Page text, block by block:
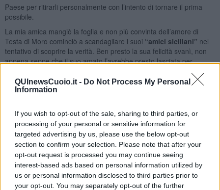
QUInewsCuoio.it - Do Not Process My Personal
Information
If you wish to opt-out of the sale, sharing to third parties, or
processing of your personal or sensitive information for
targeted advertising by us, please use the below opt-out
section to confirm your selection. Please note that after your
opt-out request is processed you may continue seeing
interest-based ads based on personal information utilized by
us or personal information disclosed to third parties prior to
your opt-out. You may separately opt-out of the further
Paese per ritirarli personalmente con l’intento di tornare il prima
possibile.
La mia amica mangiò la foglia e non più convinta dell’amore di
Testa di Moro cominciò a scandagliare i suoi “amici siciliani” nel
tentativo di scoprire la verità. Ben presto la sua felicità svanì, non
appena seppe che il suo amato l’avrebbe presto lasciata per
ovviamente fece finta di non sapere nulla e Testa di Moro, ignaro di
tutto, in attesa del giorno previsto per la sua partenza, nel
letto.
Beh capitò che una mattina di Testa di Moro non si ebbe più
notizia. Sparì nel nulla. Qualcuno sostiene che sia tornato in
Turchiascappando nottetempo, c’è chi invece insinua che è stato
assassinato e fatto sparire il cadavere. A oggi, non si ha notizia
della sua fine. La mia amica nel tentativo di consolarsi per la
scomparsa del suo amante piantò del basilico in un vaso di colore
scuro, a forma di testa e lo mise in bella mostra fuori dal balcone.